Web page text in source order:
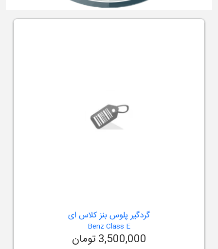
گردگیر پلوس بنز کلاس ای
Benz Class E
3,500,000 تومان